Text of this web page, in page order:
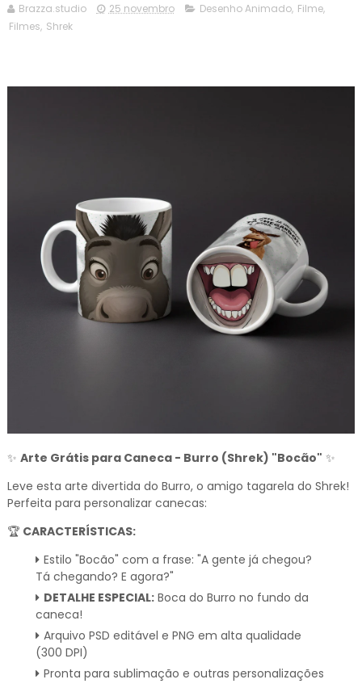
Brazza.studio 25 novembro Desenho Animado, Filme,
Filmes, Shrek
✨ Arte Grátis para Caneca - Burro (Shrek) "Bocão" ✨
Leve esta arte divertida do Burro, o amigo tagarela do Shrek!
Perfeita para personalizar canecas:
🏆 CARACTERÍSTICAS:
Estilo "Bocão" com a frase: "A gente já chegou?
Tá chegando? E agora?"
DETALHE ESPECIAL:Boca do Burro no fundo da
caneca!
Arquivo PSD editável e PNG em alta qualidade
(300 DPI)
Pronta para sublimação e outras personalizações